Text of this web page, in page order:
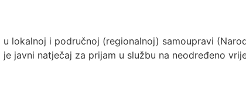
lokalnoj i područnoj (regionalnoj) samoupravi
javni natječaj za prijam u službu na neodređeno